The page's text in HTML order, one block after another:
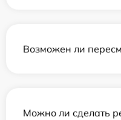
Возможен ли
Можно ли сделать